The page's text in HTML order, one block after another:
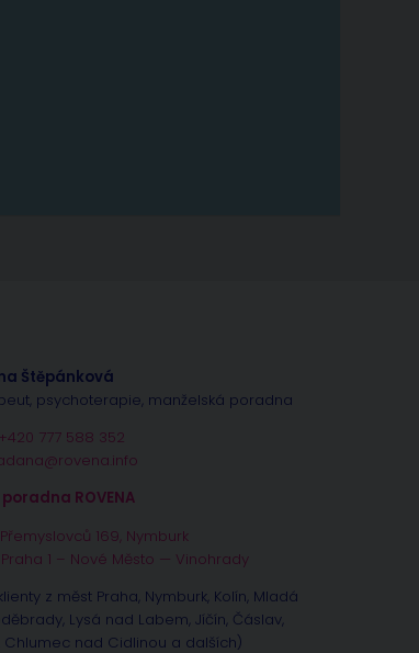
Štěpánková
psychoterapie, manželská poradna
+420 777 588 352
ROVENA
169, Nymburk
1 – Nové Město — Vinohrady
z měst Praha, Nymburk, Kolín, Mladá
Lysá nad Labem, Jíčín, Čáslav,
Chlumec nad Cidlinou a dalších)